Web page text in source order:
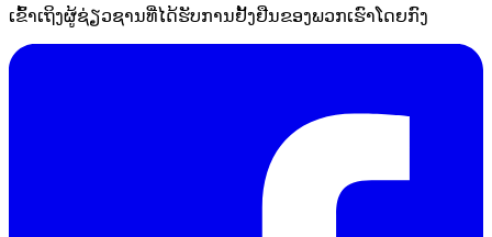
ເຂົ້າເຖິງຜູ້ຊ່ຽວຊານທີ່ໄດ້ຮັບການຢັ້ງຢືນຂອງພວກເຮົາໂດຍກົງ